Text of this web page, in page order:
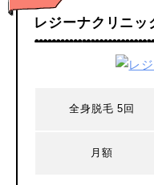
レジーナクリニッ
全身脱毛 5回
月額